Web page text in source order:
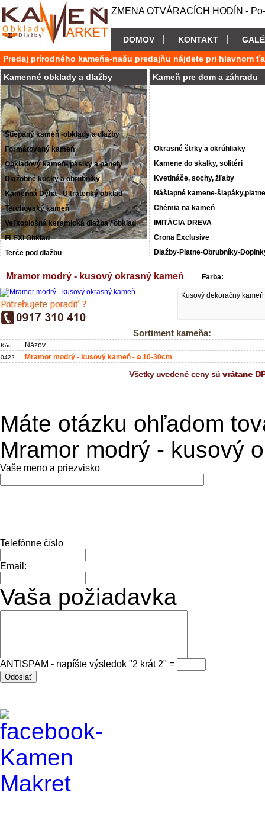
ZMENA OTVÁRACÍCH HODÍN -
DOMOV KONTAKT
Predaj prírodného kameňa-našu predajňu nájdete pri hlavnom
Kamenné obklady a dlažby
Štiepaný kameň -obklady a dlažby
Formátovaný kameň
Obkladový kameň- pásiky a panely
Dlažobné kocky a obrubníky
Kamenná Dýha - Ultratenký obklad
Terchovský kameň
Veľkoplošná keramická dlažba / obklad
FLEXI Obklad
Terče pod dlažbu
Kameň pre dom a záhradu
Okrasné štrky a okrúhliaky
Kamene do skalky, solitéri
Kvetináče, sochy, žľaby
Nášlapné kamene-šlapáky,platne
Chémia na kameň
IMITÁCIA DREVA
Crona Exclusive
Dlažby-Platne-Obrubníky-
Mramor modrý - kusový okrasný kameň Farba:
Kusový dekoračný
Sortiment kameňa:
Kód Názov
0422 Mramor modrý - kusový kameň - ᴓ 10-30cm
Všetky uvedené ceny sú vrátane
Máte otázku ohľadom
Mramor modrý - kusový
Vaše meno a priezvisko
Telefónne číslo
Email:
Vaša požiadavka
ANTISPAM - napíšte výsledok "2 krát 2" =